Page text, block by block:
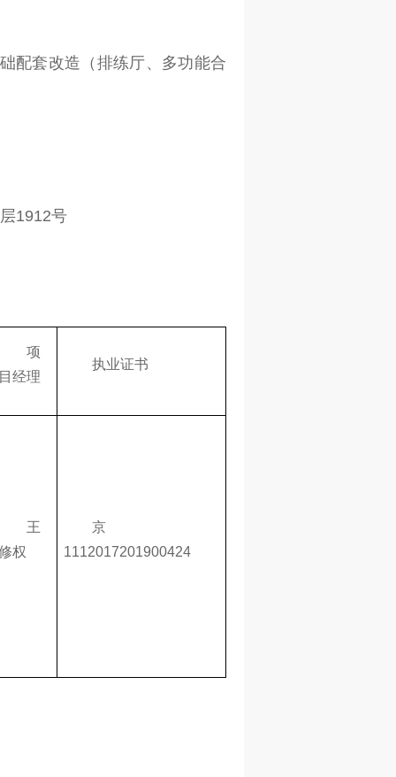
配套改造（排练厅、多功能合
1912号
项
经理
执业证书
王
权
京
1112017201900424